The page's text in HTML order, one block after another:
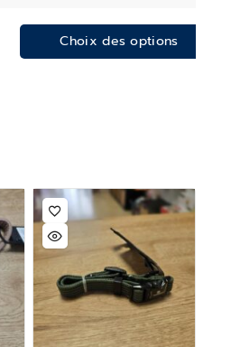
Choix des options